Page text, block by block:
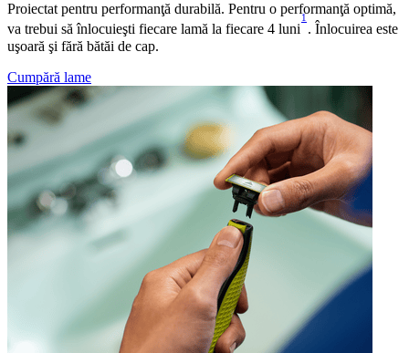
Proiectat pentru performanţă durabilă. Pentru o performanţă optimă,
va trebui să înlocuieşti fiecare lamă la fiecare 4 luni
1
. Înlocuirea este
uşoară şi fără bătăi de cap.
Cumpără lame